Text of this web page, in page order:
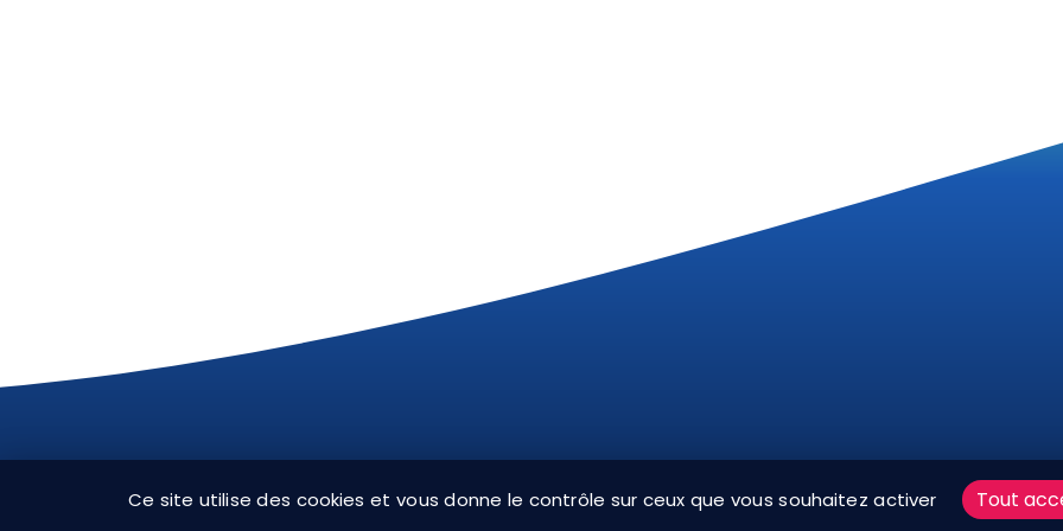
CHARTE RÉSEAUX SOCIAUX MENTIONS LÉGALES
PLAN
Ce site utilise des cookies et vous donne le contrôle sur ceux que vous souhaitez activer Tout